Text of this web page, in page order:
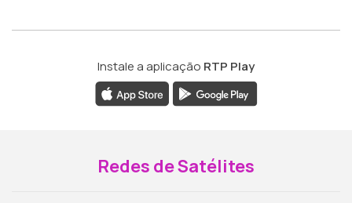
Instale a aplicação RTP Play
Redes de Satélites